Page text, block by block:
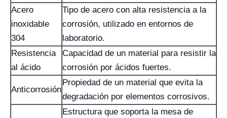
Acero
inoxidable
304
Tipo de acero con alta resistencia a la
corrosión, utilizado en entornos de
laboratorio.
Resistencia
al ácido
Capacidad de un material para resistir la
corrosión por ácidos fuertes.
Anticorrosión
Propiedad de un material que evita la
degradación por elementos corrosivos.
Estructura que soporta la mesa de